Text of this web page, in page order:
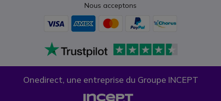
Nous acceptons
Onedirect, une entreprise du Groupe INCEPT